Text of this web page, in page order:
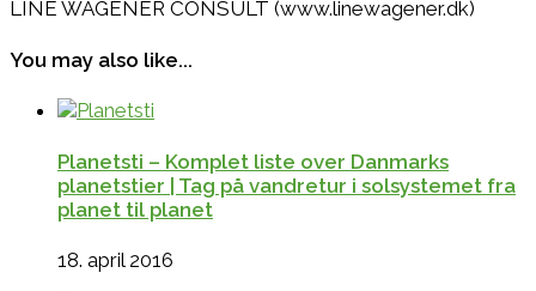
LINE WAGENER CONSULT (www.linewagener.dk)
You may also like...
Planetsti – Komplet liste over Danmarks
planetstier | Tag på vandretur i solsystemet fra
planet til planet
18. april 2016